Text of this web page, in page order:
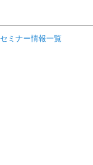
セミナー情報一覧